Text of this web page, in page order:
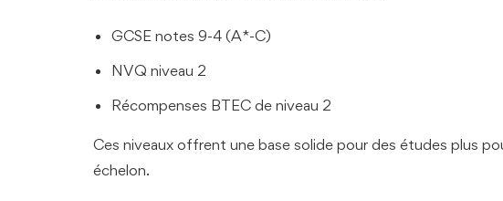
GCSE notes 9-4 (A*-C)
NVQ niveau 2
Récompenses BTEC de niveau 2
Ces niveaux offrent une base solide pour des études plus
échelon.